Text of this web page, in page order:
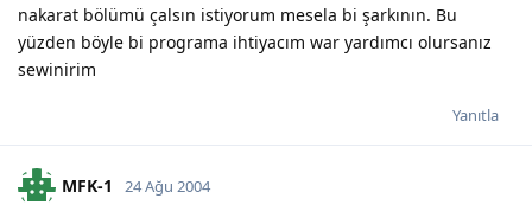
nakarat bölümü çalsın istiyorum mesela bi şarkının. Bu
yüzden böyle bi programa ihtiyacım war yardımcı olursanız
sewinirim
Yanıtla
MFK-1 24 Ağu 2004